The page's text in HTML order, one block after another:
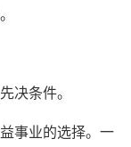
决条件。
事业的选择。一